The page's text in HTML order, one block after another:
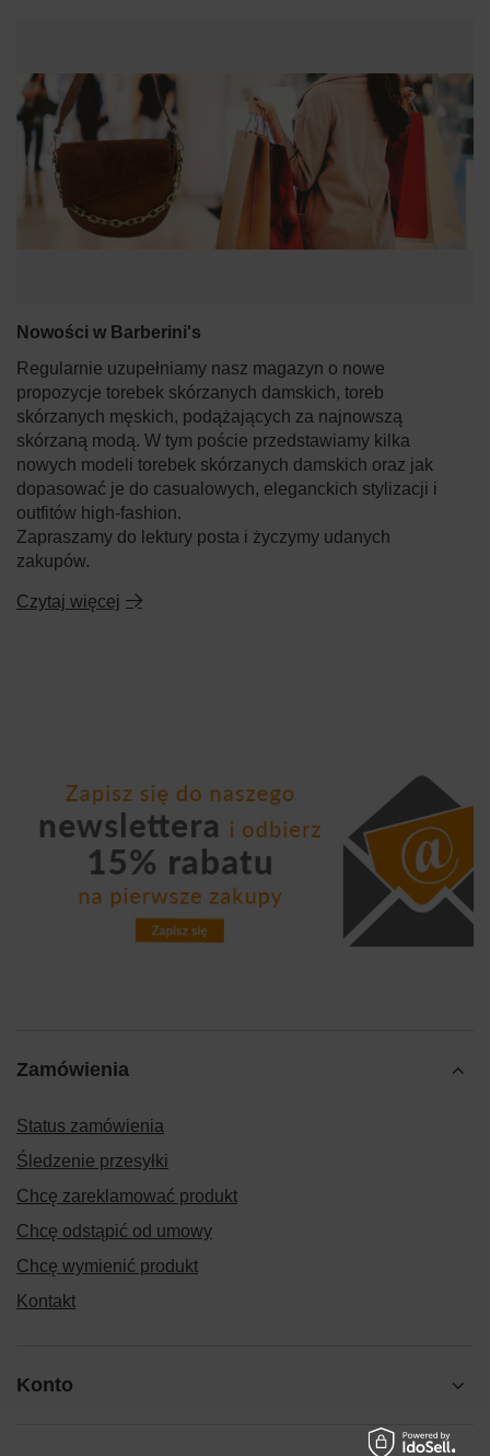
Nowości w Barberini's
Regularnie uzupełniamy nasz magazyn o nowe
propozycje torebek skórzanych damskich, toreb
skórzanych męskich, podążających za najnowszą
skórzaną modą. W tym poście przedstawiamy kilka
nowych modeli torebek skórzanych damskich oraz jak
dopasować je do casualowych, eleganckich stylizacji i
outfitów high-fashion.
Zapraszamy do lektury posta i życzymy udanych
zakupów.
Czytaj więcej
Zamówienia
Status zamówienia
Śledzenie przesyłki
Chcę zareklamować produkt
Chcę odstąpić od umowy
Chcę wymienić produkt
Kontakt
Konto